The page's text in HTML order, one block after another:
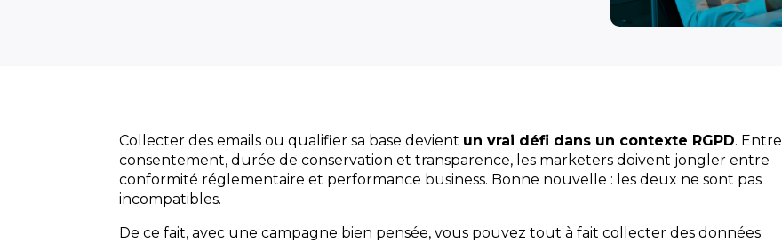
Collecter des emails ou qualifier sa base devient un vrai défi dans un contexte RGPD. Entre
consentement, durée de conservation et transparence, les marketers doivent jongler entre
conformité réglementaire et performance business. Bonne nouvelle : les deux ne sont pas
incompatibles.
De ce fait, avec une campagne bien pensée, vous pouvez tout à fait collecter des données